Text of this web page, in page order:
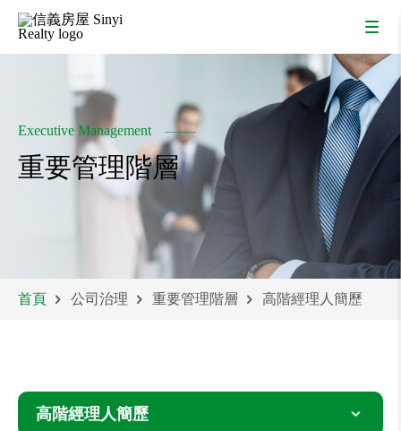
Executive Management
重要管理階層
首頁 公司治理 重要管理階層 高階經理人簡歷
高階經理人簡歷